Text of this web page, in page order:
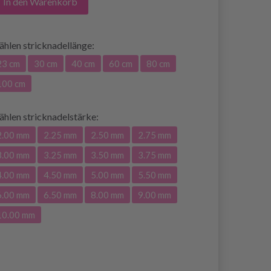
stricknadellänge:
cm 30 cm 40 cm 60 cm
80 cm
cm
stricknadelstärke:
mm 2.25 mm 2.50 mm
2.75 mm
mm
3.25 mm 3.50 mm
3.75 mm
mm
4.50 mm 5.00 mm
5.50 mm
mm
6.50 mm 8.00 mm
9.00 mm
mm